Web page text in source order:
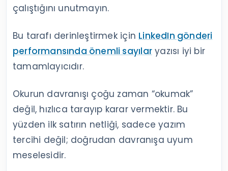
çalıştığını unutmayın.
Bu tarafı derinleştirmek için LinkedIn gönderi
performansında önemli sayılaryazısı iyi bir
tamamlayıcıdır.
Okurun davranışı çoğu zaman “okumak”
değil, hızlıca tarayıp karar vermektir. Bu
yüzden ilk satırın netliği, sadece yazım
tercihi değil; doğrudan davranışa uyum
meselesidir.